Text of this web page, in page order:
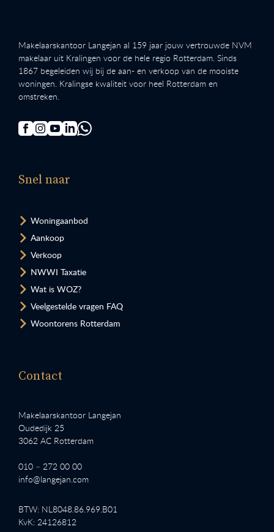
Makelaarskantoor Langejan al 159 jaar jouw vertrouwde NVM
makelaar uit Kralingen voor de hele regio Rotterdam. Sinds
1867 begeleiden wij bij de aan- en verkoop van de mooiste
woningen. Kralingse kwaliteit voor heel Rotterdam en
omstreken.
Snel naar
Woningaanbod
Aankoop
Verkoop
NWWI Taxatie
Wat is WOZ?
Veelgestelde vragen FAQ
Woontorens Rotterdam
Contact
Makelaarskantoor Langejan
Oudedijk 25
3062 AC Rotterdam
010 – 272 00 00
info@langejan.com
BTW: NL8048.86.969.B01
KvK: 24126812